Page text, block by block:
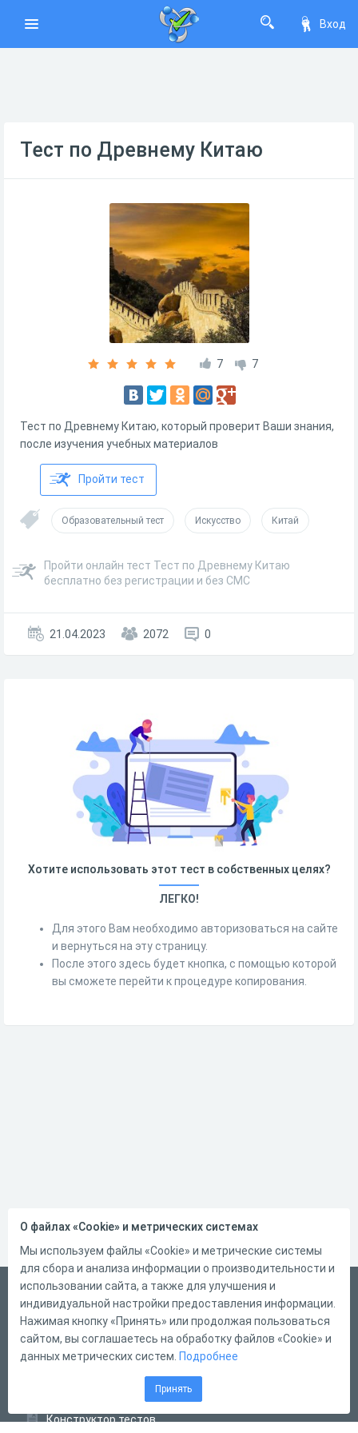
Вход
Тест по Древнему Китаю
7 7
Тест по Древнему Китаю, который проверит Ваши знания,
после изучения учебных материалов
Пройти тест
Образовательный тест Искусство Китай
Пройти онлайн тест Тест по Древнему Китаю
бесплатно без регистрации и без СМС
21.04.2023 2072 0
Хотите использовать этот тест в собственных целях?
ЛЕГКО!
Для этого Вам необходимо авторизоваться на сайте
и вернуться на эту страницу.
После этого здесь будет кнопка, с помощью которой
вы сможете перейти к процедуре копирования.
Русский
Справка
Форма обратной связи
Конструктор тестов
О файлах «Cookie» и метрических системах
Мы используем файлы «Cookie» и метрические системы
для сбора и анализа информации о производительности и
использовании сайта, а также для улучшения и
индивидуальной настройки предоставления информации.
Нажимая кнопку «Принять» или продолжая пользоваться
сайтом, вы соглашаетесь на обработку файлов «Cookie» и
данных метрических систем. Подробнее
Принять